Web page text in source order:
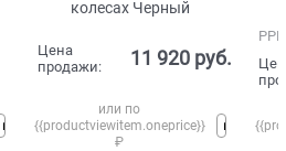
колесах Черный
Цена
продажи:
11 920 руб.
или по
{{productviewitem.oneprice}}
₽